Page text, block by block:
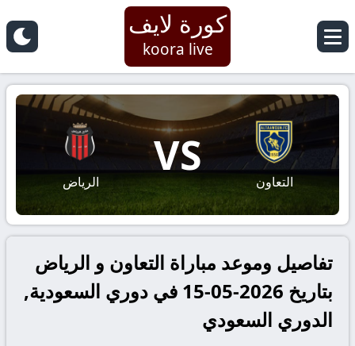
كورة لايف
koora live
التعاون
VS
الرياض
تفاصيل وموعد مباراة التعاون و الرياض
بتاريخ 2026-05-15 في دوري السعودية,
الدوري السعودي